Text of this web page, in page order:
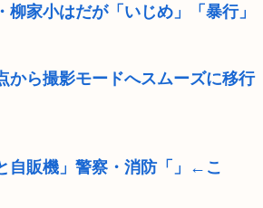
家小はだが「いじめ」「暴行」
から撮影モードへスムーズに移行
自販機」警察・消防「」←こ